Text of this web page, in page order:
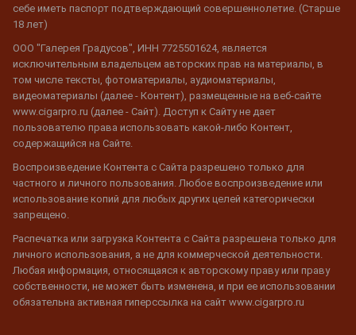
себе иметь паспорт подтверждающий совершеннолетие. (Старше
18 лет)
ООО "Галерея Градусов", ИНН 7725501624, является
исключительным владельцем авторских прав на материалы, в
том числе тексты, фотоматериалы, аудиоматериалы,
видеоматериалы (далее - Контент), размещенные на веб-сайте
www.cigarpro.ru (далее - Сайт). Доступ к Сайту не дает
пользователю права использовать какой-либо Контент,
содержащийся на Сайте.
Воспроизведение Контента с Сайта разрешено только для
частного и личного пользования. Любое воспроизведение или
использование копий для любых других целей категорически
запрещено.
Распечатка или загрузка Контента с Сайта разрешена только для
личного использования, а не для коммерческой деятельности.
Любая информация, относящаяся к авторскому праву или праву
собственности, не может быть изменена, и при ее использовании
обязательна активная гиперссылка на сайт www.cigarpro.ru